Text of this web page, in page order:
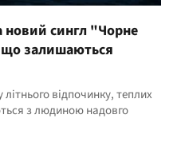
новий сингл "Чорне
що залишаються
відпочинку, теплих
з людиною надовго